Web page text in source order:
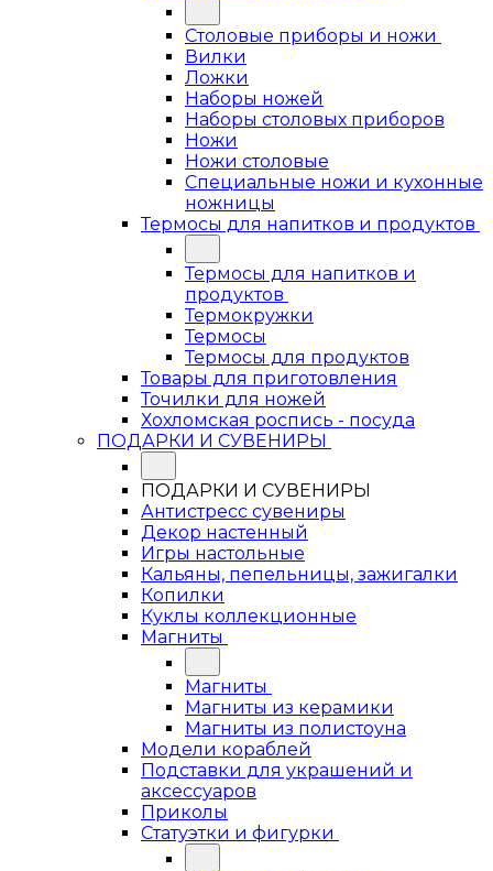
Столовые приборы и ножи
Вилки
Ложки
Наборы ножей
Наборы столовых приборов
Ножи
Ножи столовые
Специальные ножи и кухонные
ножницы
Термосы для напитков и продуктов
Термосы для напитков и
продуктов
Термокружки
Термосы
Термосы для продуктов
Товары для приготовления
Точилки для ножей
Хохломская роспись - посуда
ПОДАРКИ И СУВЕНИРЫ
ПОДАРКИ И СУВЕНИРЫ
Антистресс сувениры
Декор настенный
Игры настольные
Кальяны, пепельницы, зажигалки
Копилки
Куклы коллекционные
Магниты
Магниты
Магниты из керамики
Магниты из полистоуна
Модели кораблей
Подставки для украшений и
аксессуаров
Приколы
Статуэтки и фигурки